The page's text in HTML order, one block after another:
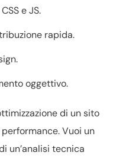
e JS.
rapida.
oggettivo.
di un sito
. Vuoi un
un’analisi tecnica